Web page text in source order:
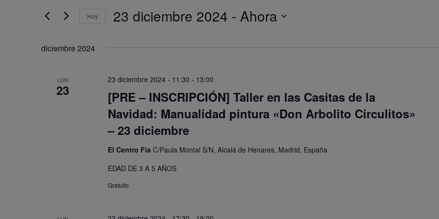
vistas
Eventos
Busca
para
clave.
Hoy 23 diciembre 2024 - Ahora
diciembre 2024
LUN
23
[PRE – INSCRIPCIÓN] Taller en las Casitas de la
Navidad: Manualidad pintura «Don Arbolito Circulitos»
– 23 diciembre
23 diciembre 2024 - 11:30 - 13:00
El Centro Fia C/Paula Montal S/N, Alcalá de Henares, Madrid, España
EDAD DE 3 A 5 AÑOS
Gratuito